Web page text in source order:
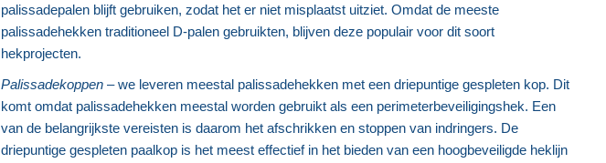
palissadepalen blijft gebruiken, zodat het er niet misplaatst uitziet. Omdat de meeste
palissadehekken traditioneel D-palen gebruikten, blijven deze populair voor dit soort
hekprojecten.
Palissadekoppen – we leveren meestal palissadehekken met een driepuntige gespleten kop. Dit
komt omdat palissadehekken meestal worden gebruikt als een perimeterbeveiligingshek. Een
van de belangrijkste vereisten is daarom het afschrikken en stoppen van indringers. De
driepuntige gespleten paalkop is het meest effectief in het bieden van een hoogbeveiligde heklijn